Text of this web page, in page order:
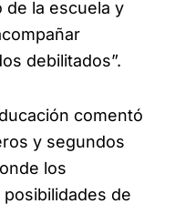
la escuela y
debilitados”.
comentó
y segundos
los
de